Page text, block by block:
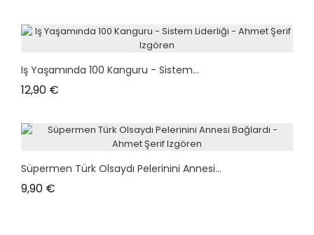
Iş Yaşamında 100 Kanguru - Sistem...
12,90 €
Süpermen Türk Olsaydı Pelerinini Annesi...
9,90 €